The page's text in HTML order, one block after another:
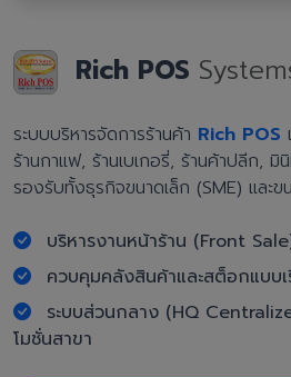
Rich POS
ระบบบริหารจัดการร้านค้า Rich POS
ร้านกาแฟ, ร้านเบเกอรี่, ร้านค้าปลีก, มิ
รองรับทั้งธุรกิจขนาดเล็ก (SME) และ
บริหารงานหน้าร้าน (Front
ควบคุมคลังสินค้าและสต็อกแบบ
ระบบส่วนกลาง (HQ
โมชั่นสาขา